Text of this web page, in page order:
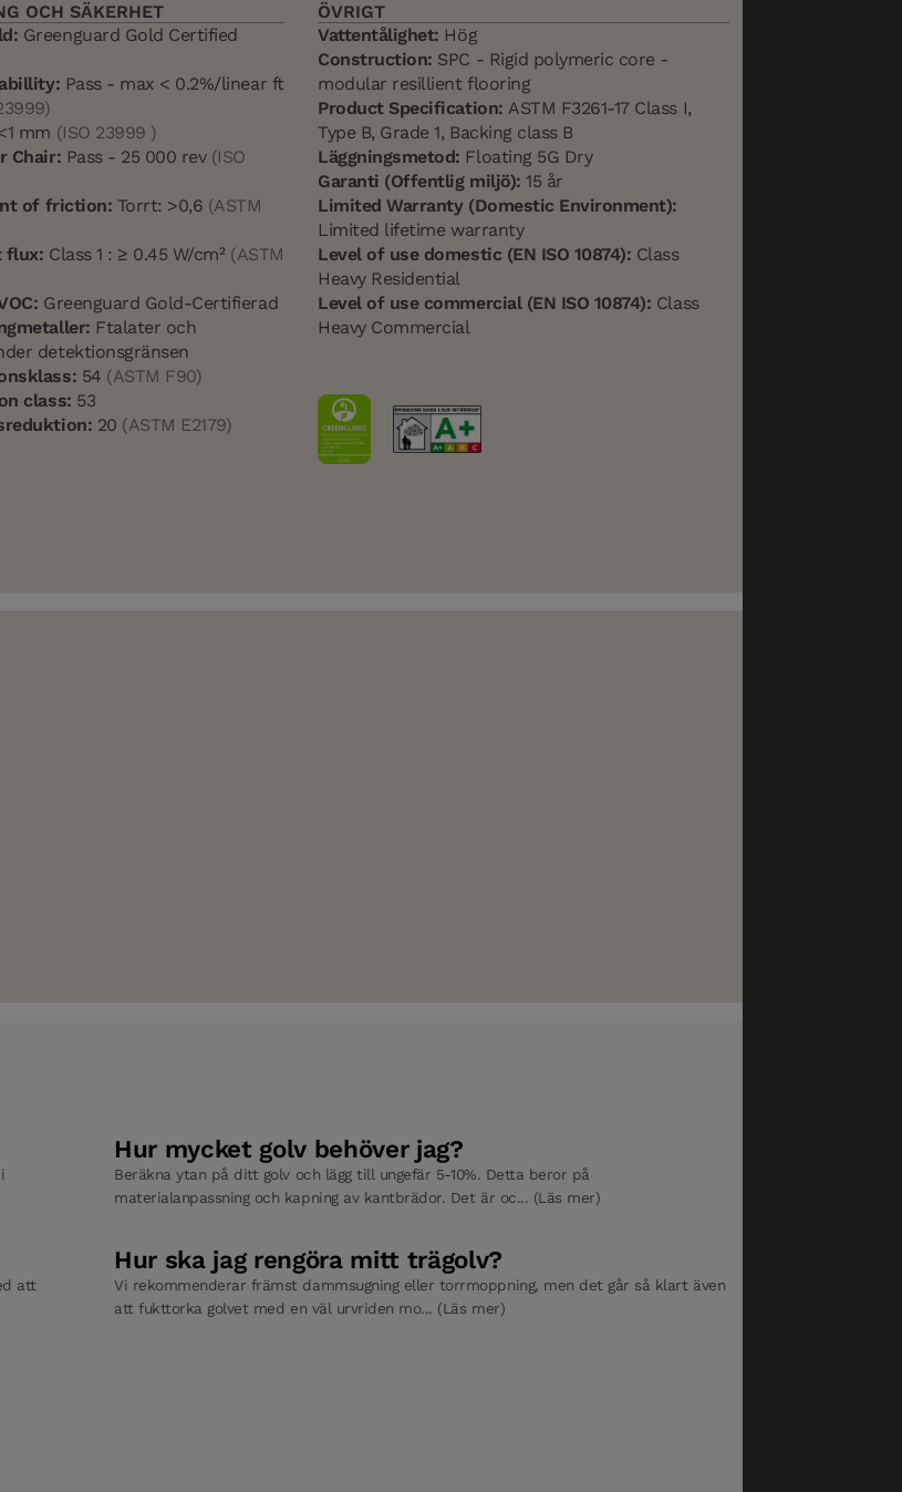
OCH SÄKERHET
Greenguard Gold Certified
Pass - max < 0.2%/linear ft
mm (ISO 23999 )
Chair: Pass - 25 000 rev (ISO
of friction: Torrt: >0,6 (ASTM
flux: Class 1 : ≥ 0.45 W/cm² (ASTM
Greenguard Gold-Certifierad
Ftalater och
detektionsgränsen
54 (ASTM F90)
class: 53
20 (ASTM E2179)
ÖVRIGT
Vattentålighet: Hög
Construction: SPC - Rigid polymeric core -
modular resillient flooring
Product Specification: ASTM F3261-17 Class I,
Type B, Grade 1, Backing class B
Läggningsmetod: Floating 5G Dry
Garanti (Offentlig miljö): 15 år
Limited Warranty (Domestic Environment):
Limited lifetime warranty
Level of use domestic (EN ISO 10874): Class
Heavy Residential
Level of use commercial (EN ISO 10874): Class
Heavy Commercial
att
Hur mycket golv behöver jag?
Beräkna ytan på ditt golv och lägg till ungefär 5-10%. Detta beror på
materialanpassning och kapning av kantbrädor. Det är oc... (Läs mer)
Hur ska jag rengöra mitt trägolv?
Vi rekommenderar främst dammsugning eller torrmoppning, men det går så klart även
att fukttorka golvet med en väl urvriden mo... (Läs mer)